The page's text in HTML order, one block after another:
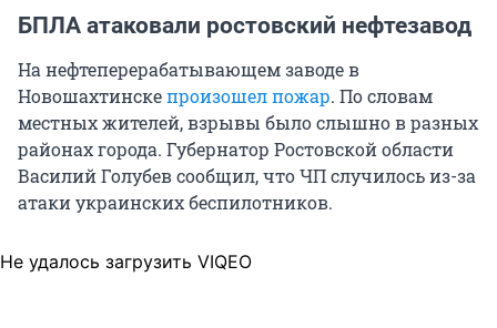
БПЛА атаковали ростовский нефтезавод
На нефтеперерабатывающем заводе в
Новошахтинскепроизошел пожар. По словам
местных жителей, взрывы было слышно в разных
районах города. Губернатор Ростовской области
Василий Голубев сообщил, что ЧП случилось из-за
атаки украинских беспилотников.
Не удалось загрузить VIQEO